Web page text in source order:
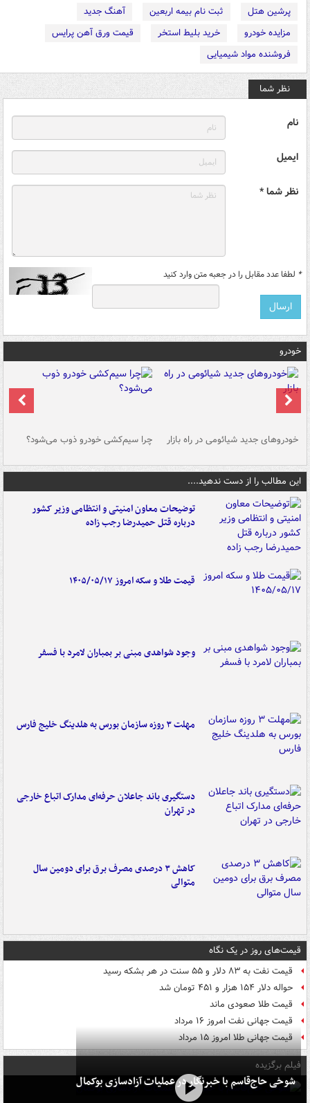
پرشین هتل
ثبت نام بیمه اربعین
آهنگ جدید
مزایده خودرو
خرید بلیط استخر
قیمت ورق آهن پرایس
فروشنده مواد شیمیایی
نظر شما
نام
ایمیل
نظر شما *
* لطفا عدد مقابل را در جعبه متن وارد کنید
خودرو
خودروهای جدید شیائومی در راه بازار چرا سیم‌کشی خودرو ذوب می‌شود؟
این مطالب را از دست ندهید....
توضیحات معاون امنیتی و انتظامی وزیر کشور
درباره قتل حمیدرضا رجب زاده
قیمت طلا و سکه امروز ۱۴۰۵/۰۵/۱۷
وجود شواهدی مبنی بر بمباران لامرد با فسفر
مهلت ۳ روزه سازمان بورس به هلدینگ خلیج فارس
دستگیری باند جاعلان حرفه‌ای مدارک اتباع خارجی
در تهران
کاهش ۳ درصدی مصرف برق برای دومین سال
متوالی
قیمت‌های روز در یک نگاه
قیمت نفت به ۸۳ دلار و ۵۵ سنت در هر بشکه رسید
حواله دلار ۱۵۴ هزار و ۴۵۱ تومان شد
قیمت طلا صعودی ماند
قیمت جهانی نفت امروز ۱۶ مرداد
قیمت جهانی طلا امروز ۱۵ مرداد
فیلم برگزیده
شوخی حاج‌قاسم با خبرنگار در عملیات آزادسازی بوکمال